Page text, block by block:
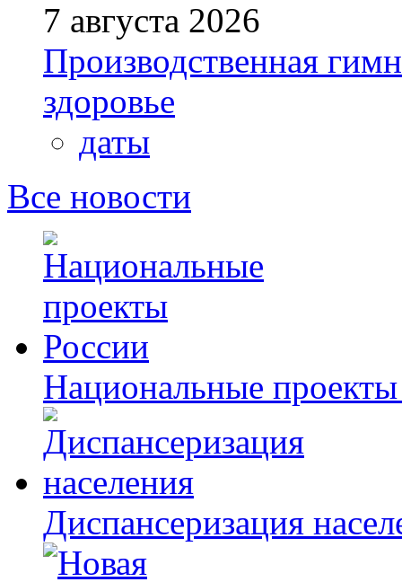
7 августа 2026
Производственная
здоровье
даты
Все новости
Национальные
Диспансеризация